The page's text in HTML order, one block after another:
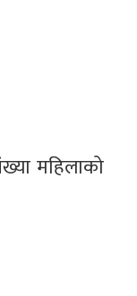
महिलाको